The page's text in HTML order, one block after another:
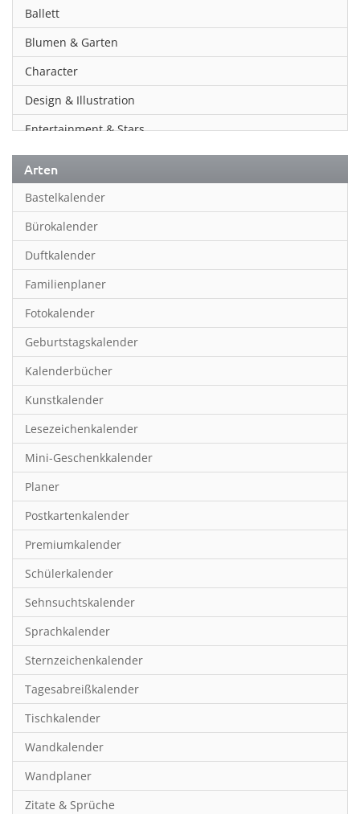
Ballett
Blumen & Garten
Character
Design & Illustration
Entertainment & Stars
Erotik
Essen & Trinken
Familienplaner
Fantasy
Film
Fotokunst
Frauen
Fußball
Gaming
Geburtstagskalender
Geschichte
Hobby & Basteln
Humor & Cartoon
Inspiration & Entspannung
Inspiration & Spiritualität
Kinderkalender
Kunst
Länder & Städte
Landschaft & Natur
Lifestyle
Literatur
Manga & Animé
Neutrale Kalender
Arten
Bastelkalender
Bürokalender
Duftkalender
Familienplaner
Fotokalender
Geburtstagskalender
Kalenderbücher
Kunstkalender
Lesezeichenkalender
Mini-Geschenkkalender
Planer
Postkartenkalender
Premiumkalender
Schülerkalender
Sehnsuchtskalender
Sprachkalender
Sternzeichenkalender
Tagesabreißkalender
Tischkalender
Wandkalender
Wandplaner
Zitate & Sprüche